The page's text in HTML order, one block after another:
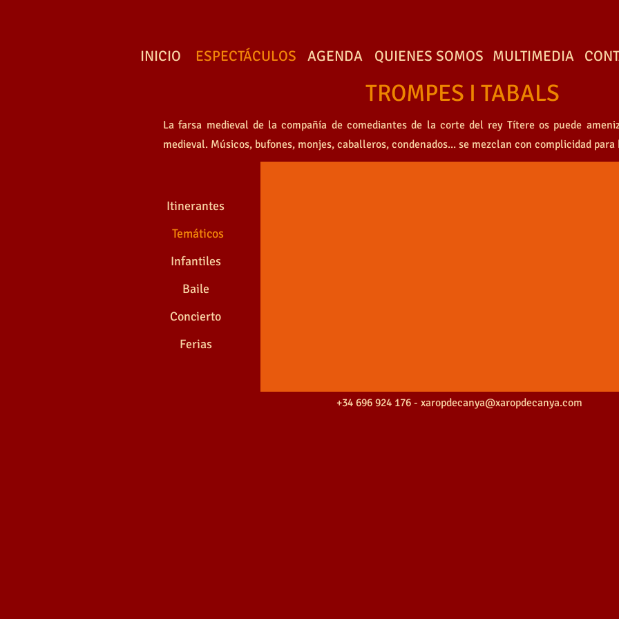
INICIO ESPECTÁCULOS AGENDA QUIENES SOMOS MULTIMEDIA
TROMPES I TABALS
La farsa medieval de la compañía de comediantes de la corte del rey Títere os puede
medieval. Músicos, bufones, monjes, caballeros, condenados... se mezclan con complicidad
Itinerantes
Temáticos
Infantiles
Baile
Concierto
Ferias
TROMPES I TABALS
+34 696 924 176 - xaropdecanya@xaropdecanya.com